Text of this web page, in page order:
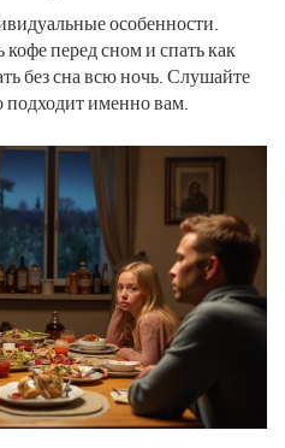
особенности.
перед сном и спать как
без сна всю ночь. Слушайте
подходит именно вам.